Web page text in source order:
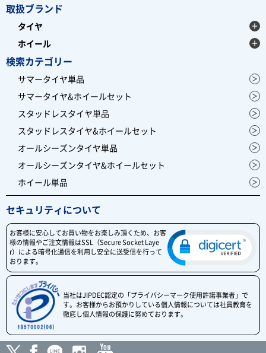
取扱ブランド
タイヤ
ホイール
検索カテゴリー
サマータイヤ単品
サマータイヤ&ホイールセット
スタッドレスタイヤ単品
スタッドレスタイヤ&ホイールセット
オールシーズンタイヤ単品
オールシーズンタイヤ&ホイールセット
ホイール単品
セキュリティについて
お客様に安心してお買い物をお楽しみ頂くため、お客
様の情報やご注文情報はSSL（Secure Socket Laye
r）による暗号化通信を利用し安全に送受信を行って
おります。
当社はJIPDEC認定の「プライバシーマーク使用許諾事業者」で
す。お客様からお預かりしている個人情報については社員教育を
徹底し個人情報の保護に努めております。